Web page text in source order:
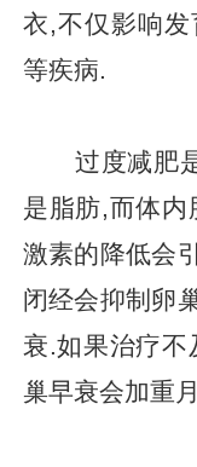
衣,不仅影响
等疾病.
过度减肥是
是脂肪,而体
激素的降低会
闭经会抑制卵
衰.如果治疗不
巢早衰会加重